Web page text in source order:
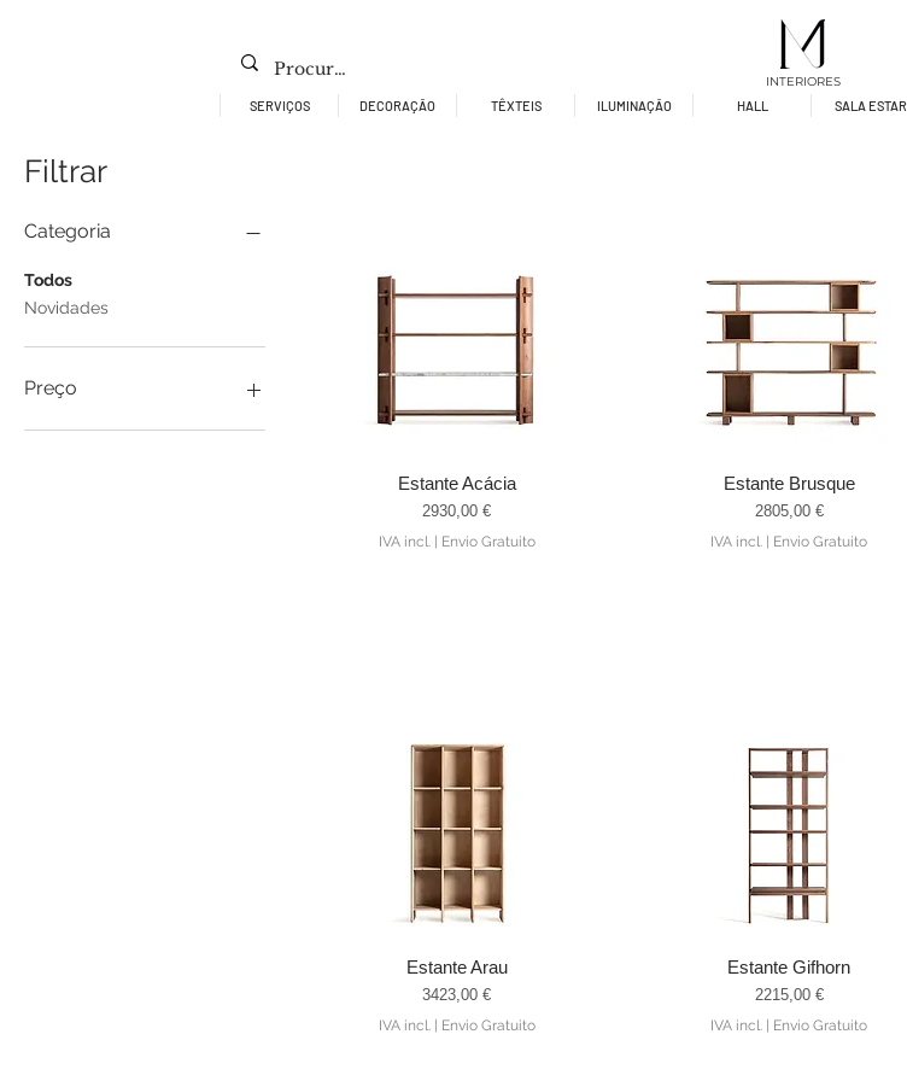
INTERIORES
SERVIÇOS DECORAÇÃO TÊXTEIS ILUMINAÇÃO HALL SALA ESTAR
Filtrar
Categoria
Todos
Novidades
Preço
Visualização rápida
Estante Acácia
Preço
2930,00 €
IVA incl.| Envio Gratuito
Visualização rápida
Estante Brusque
Preço
2805,00 €
IVA incl. Envio Gratuito
Visualização rápida
Estante Arau
Preço
3423,00 €
IVA incl.| Envio Gratuito
Visualização rápida
Estante Gifhorn
Preço
2215,00 €
IVA incl. Envio Gratuito